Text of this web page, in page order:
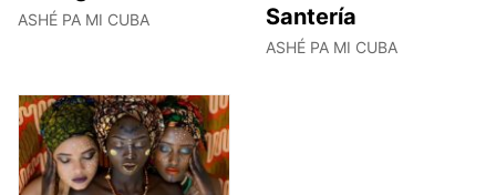
ASHÉ PA MI CUBA
Santería
ASHÉ PA MI CUBA